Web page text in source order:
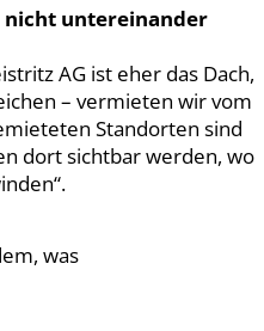
nicht untereinander
AG ist eher das Dach,
– vermieten wir vom
Standorten sind
dort sichtbar werden, wo
was